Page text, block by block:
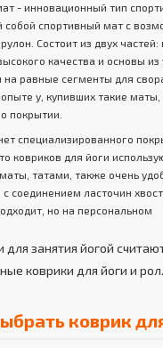
- инновационный тип
спортивный мат с
Состоит из двух частей:
качества и основы из
на равные сегменты для
у, купивших такие маты,
покрытии.
специализированного
ковриков для йоги
татами, также очень
соединением ласточин
но на персональном
занятия йогой
коврики для йоги и
коврик